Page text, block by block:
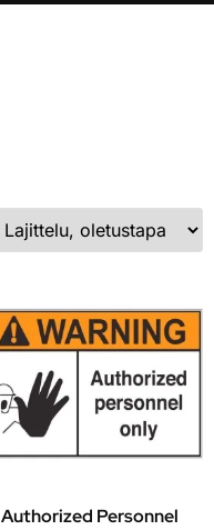
Authorized Personnel